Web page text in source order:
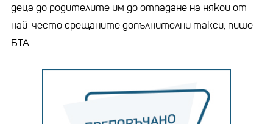
деца до родителите им до отпадане на някои от
най-често срещаните допълнителни такси, пише
БТА.